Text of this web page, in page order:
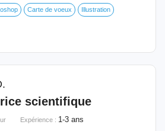
Carte de voeux Illustration
scientifique
Expérience : 1-3 ans